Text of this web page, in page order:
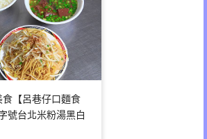
【呂巷仔口麵食
號台北米粉湯黑白